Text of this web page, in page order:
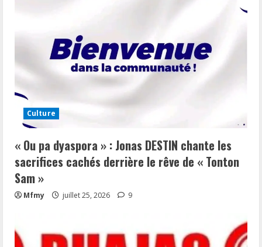
Culture
« Ou pa dyaspora » : Jonas DESTIN chante les
sacrifices cachés derrière le rêve de « Tonton
Sam »
Mfmy juillet 25, 2026 9